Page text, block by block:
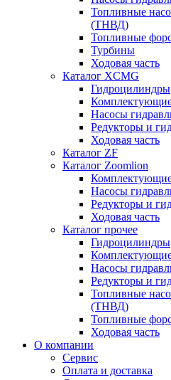
Топливные
(ТНВД)
Топливные
Турбины
Ходовая часть
Каталог XCMG
Гидроцилиндры
Насосы
Редукторы и
Ходовая часть
Каталог ZF
Каталог Zoomlion
Насосы
Редукторы и
Ходовая часть
Каталог прочее
Гидроцилиндры
Насосы
Редукторы и
Топливные
(ТНВД)
Топливные
Ходовая часть
О компании
Сервис
Оплата и доставка